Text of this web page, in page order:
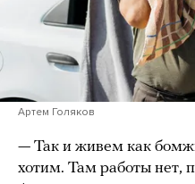
Артем Голяков
— Так и живем как
хотим. Там работы нет,